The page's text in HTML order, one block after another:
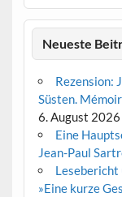
Neueste
Rezension:
Süsten.
6. August 2026
Eine
Jean-Paul
»Eine kurze